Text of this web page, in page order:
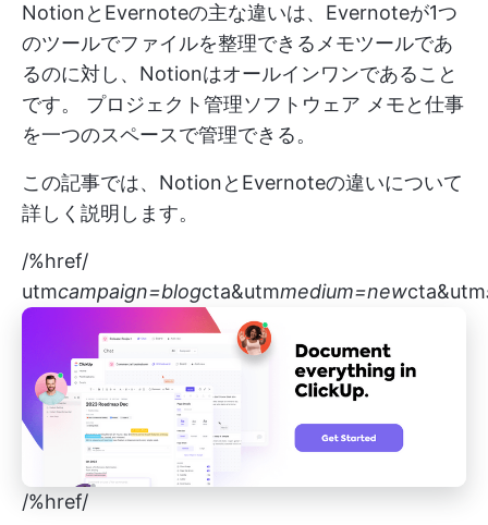
NotionとEvernoteの主な違いは、Evernoteが1つ
のツールでファイルを整理できるメモツールであ
るのに対し、Notionはオールインワンであること
です。 プロジェクト管理ソフトウェア メモと仕事
を一つのスペースで管理できる。
この記事では、NotionとEvernoteの違いについて
詳しく説明します。
/%href/
utmcampaign=blogcta&utmmedium=newcta&utm
/%href/